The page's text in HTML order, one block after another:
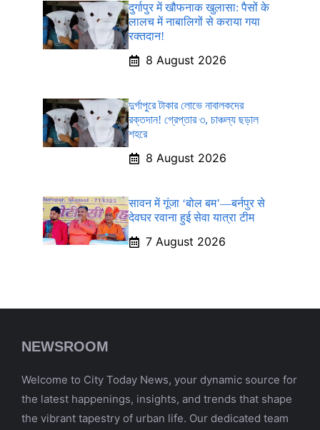
दुर्गापुर में खौफनाक खुलासा: पैसों के
लालच में नाबालिगों से कराया गया
रक्तदान!
8 August 2026
দুর্গাপুরে টাকার লোভে নাবালকদের
রক্তদান! গ্রেপ্তার ৩, চাঞ্চল্য ছড়াল
শহরে
8 August 2026
सावन में गूंजा ‘बोल बम’—बर्नपुर से
देवघर रवाना हुई सेवा यात्रा टीम
7 August 2026
NEWSROOM
Welcome to City Today News, your dynamic source for
the latest happenings, insights, and trends that shape
the vibrant tapestry of urban life. Our dedicated team